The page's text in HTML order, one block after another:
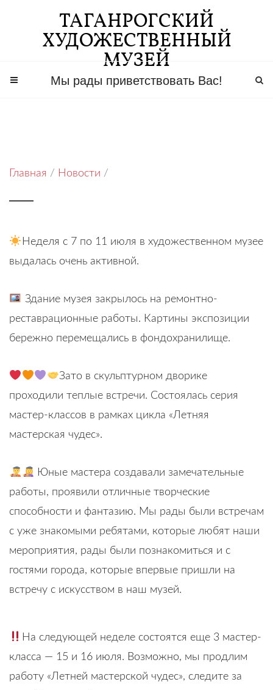
ТАГАНРОГСКИЙ
ХУДОЖЕСТВЕННЫЙ
МУЗЕЙ
Мы рады приветствовать Вас!
Главная / Новости /
Неделя с 7 по 11 июля в художественном музее
выдалась очень активной.
Здание музея закрылось на ремонтно-
реставрационные работы. Картины экспозиции
бережно перемещались в фондохранилище.
Зато в скульптурном дворике
проходили теплые встречи. Состоялась серия
мастер-классов в рамках цикла «Летняя
мастерская чудес».
Юные мастера создавали замечательные
работы, проявили отличные творческие
способности и фантазию. Мы рады были встречам
с уже знакомыми ребятами, которые любят наши
мероприятия, рады были познакомиться и с
гостями города, которые впервые пришли на
встречу с искусством в наш музей.
На следующей неделе состоятся еще 3 мастер-
класса — 15 и 16 июля. Возможно, мы продлим
работу «Летней мастерской чудес», следите за